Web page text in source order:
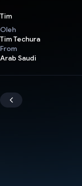
Tim
Oleh
Tim Techura
From
Arab Saudi